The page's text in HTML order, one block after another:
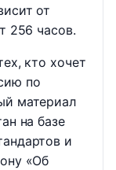
от
256 часов.
кто хочет
по
материал
на базе
и
«Об